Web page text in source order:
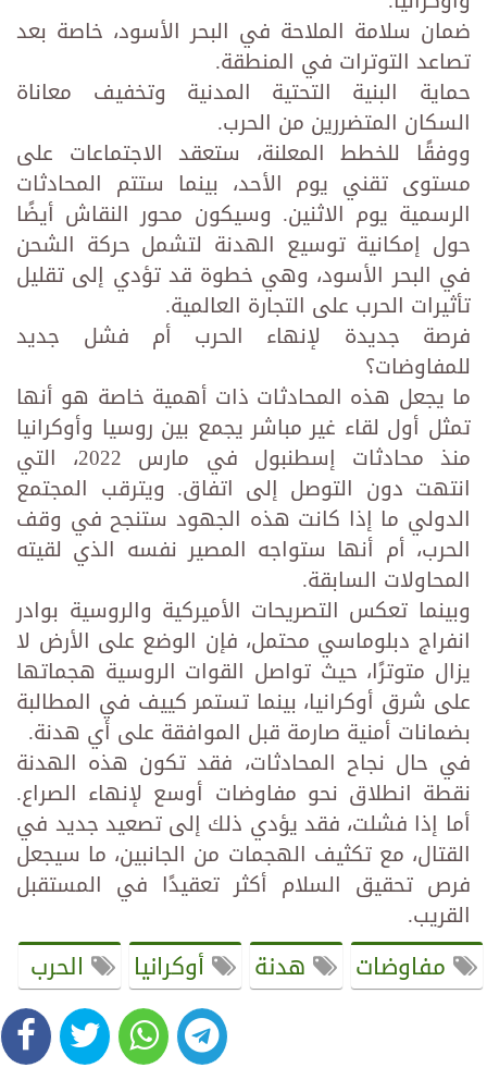
ضمان سلامة الملاحة في البحر الأسود، خاصة بعد
تصاعد التوترات في المنطقة.
حماية البنية التحتية المدنية وتخفيف معاناة
السكان المتضررين من الحرب.
ووفقًا للخطط المعلنة، ستعقد الاجتماعات على
مستوى تقني يوم الأحد، بينما ستتم المحادثات
الرسمية يوم الاثنين. وسيكون محور النقاش أيضًا
حول إمكانية توسيع الهدنة لتشمل حركة الشحن
في البحر الأسود، وهي خطوة قد تؤدي إلى تقليل
تأثيرات الحرب على التجارة العالمية.
فرصة جديدة لإنهاء الحرب أم فشل جديد
للمفاوضات؟
ما يجعل هذه المحادثات ذات أهمية خاصة هو أنها
تمثل أول لقاء غير مباشر يجمع بين روسيا وأوكرانيا
منذ محادثات إسطنبول في مارس 2022، التي
انتهت دون التوصل إلى اتفاق. ويترقب المجتمع
الدولي ما إذا كانت هذه الجهود ستنجح في وقف
الحرب، أم أنها ستواجه المصير نفسه الذي لقيته
المحاولات السابقة.
وبينما تعكس التصريحات الأميركية والروسية بوادر
انفراج دبلوماسي محتمل، فإن الوضع على الأرض لا
يزال متوترًا، حيث تواصل القوات الروسية هجماتها
على شرق أوكرانيا، بينما تستمر كييف في المطالبة
بضمانات أمنية صارمة قبل الموافقة على أي هدنة.
في حال نجاح المحادثات، فقد تكون هذه الهدنة
نقطة انطلاق نحو مفاوضات أوسع لإنهاء الصراع.
أما إذا فشلت، فقد يؤدي ذلك إلى تصعيد جديد في
القتال، مع تكثيف الهجمات من الجانبين، ما سيجعل
فرص تحقيق السلام أكثر تعقيدًا في المستقبل
القريب.
مفاوضات هدنة أوكرانيا الحرب